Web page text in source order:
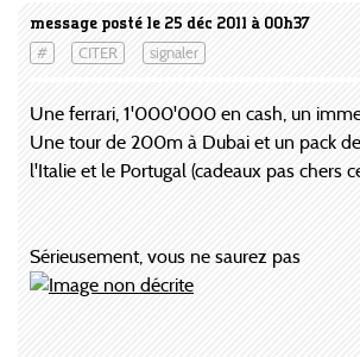
message posté le 25 déc 2011 à 00h37
# CITER signaler
Une ferrari, 1'000'000 en cash, un
Une tour de 200m à Dubai et un pack de
l'Italie et le Portugal (cadeaux pas chers
Sérieusement, vous ne saurez pas